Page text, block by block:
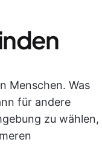
Menschen. Was
für andere
zu wählen,